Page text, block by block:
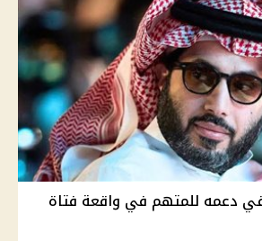
دعمه للمتهم في واقعة فتاة